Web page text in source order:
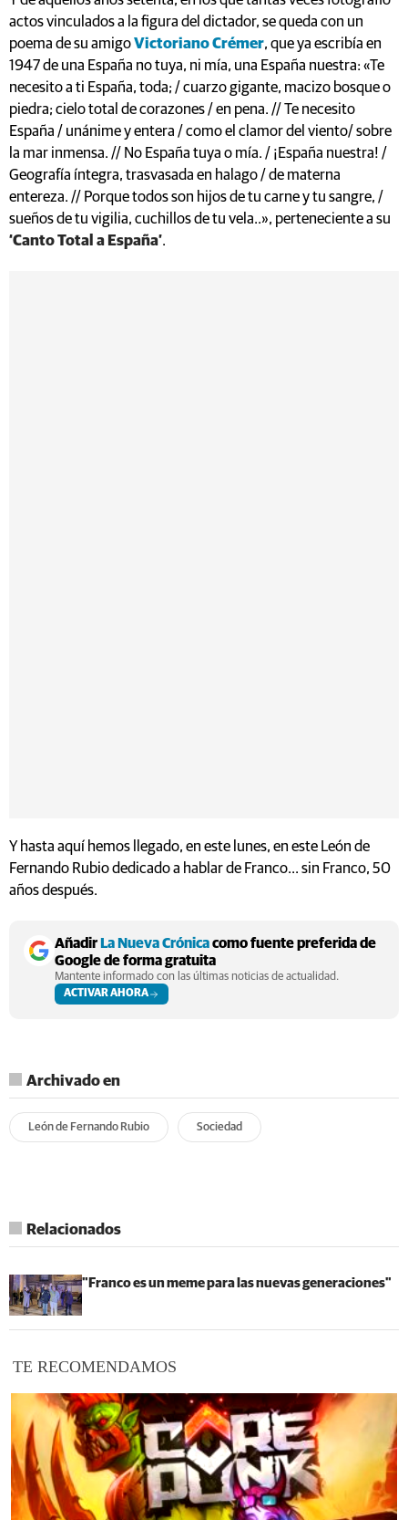
actos vinculados a la figura del dictador, se queda con un
poema de su amigoVictoriano Crémer, que ya escribía en
1947 de una España no tuya, ni mía, una España nuestra: «Te
necesito a ti España, toda; / cuarzo gigante, macizo bosque o
piedra; cielo total de corazones / en pena. // Te necesito
España / unánime y entera / como el clamor del viento/ sobre
la mar inmensa. // No España tuya o mía. / ¡España nuestra! /
Geografía íntegra, trasvasada en halago / de materna
entereza. // Porque todos son hijos de tu carne y tu sangre, /
sueños de tu vigilia, cuchillos de tu vela..», perteneciente a su
‘Canto Total a España’.
Y hasta aquí hemos llegado, en este lunes, en este León de
Fernando Rubio dedicado a hablar de Franco... sin Franco, 50
años después.
Añadir La Nueva Crónicacomo fuente preferida de
Google de forma gratuita
Mantente informado con las últimas noticias de actualidad.
ACTIVAR AHORA
Archivado en
León de Fernando Rubio Sociedad
Relacionados
"Franco es un meme para las nuevas generaciones"
TE RECOMENDAMOS